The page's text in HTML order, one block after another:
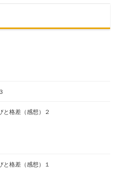
格差（感想）２
格差（感想）１